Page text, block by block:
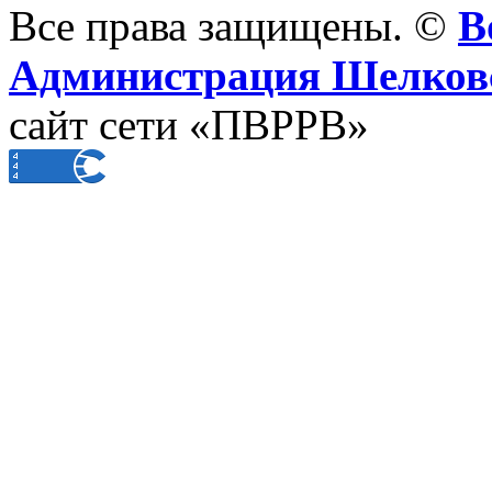
Все права защищены. ©
Администрация
сайт сети «ПВРРВ»